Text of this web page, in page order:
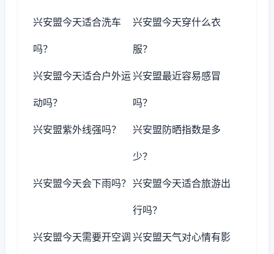
兴安盟今天适合洗车
吗？
兴安盟今天穿什么衣
服？
兴安盟今天适合户外运
动吗？
兴安盟最近容易感冒
吗？
兴安盟紫外线强吗？ 兴安盟防晒指数是多
少？
兴安盟今天会下雨吗？ 兴安盟今天适合旅游出
行吗？
兴安盟今天需要开空调 兴安盟天气对心情有影